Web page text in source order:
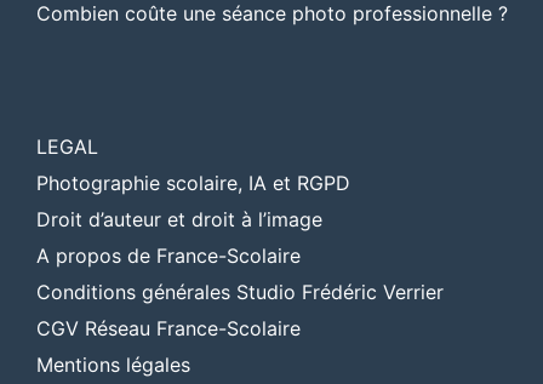
Combien coûte une séance photo professionnelle ?
LEGAL
Photographie scolaire, IA et RGPD
Droit d’auteur et droit à l’image
A propos de France-Scolaire
Conditions générales Studio Frédéric Verrier
CGV Réseau France-Scolaire
Mentions légales